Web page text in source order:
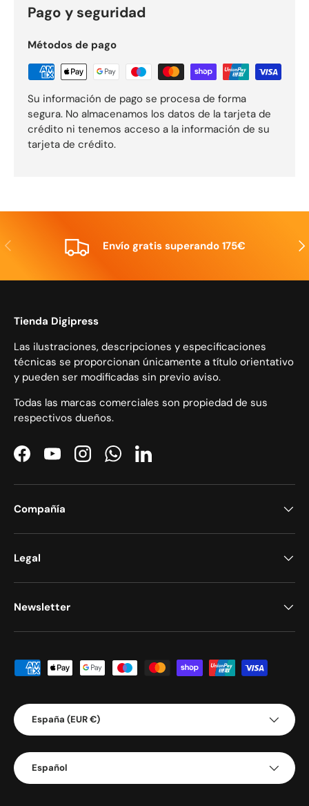
Pago y seguridad
Métodos de pago
Su información de pago se procesa de forma
segura. No almacenamos los datos de la tarjeta de
crédito ni tenemos acceso a la información de su
tarjeta de crédito.
Anterior Envío gratis superando 175€
Tienda Digipress
Las ilustraciones, descripciones y especificaciones
técnicas se proporcionan únicamente a título orientativo
y pueden ser modificadas sin previo aviso.
Todas las marcas comerciales son propiedad de sus
respectivos dueños.
FacebookYouTubeInstagramWhatsAppLinkedIn
Compañía
Legal
Newsletter
Formas de pago aceptadas
País/Región
España (EUR €)
Idioma
Español